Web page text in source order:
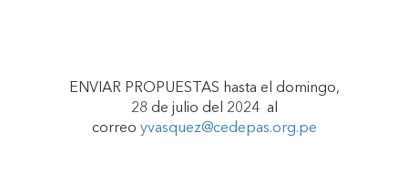
ENVIAR PROPUESTAS hasta el domingo,
28 de julio del 2024 al
correo yvasquez@cedepas.org.pe